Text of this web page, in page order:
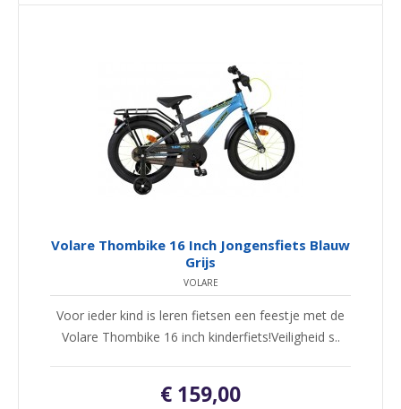
Volare Thombike 16 Inch Jongensfiets Blauw
Grijs
VOLARE
Voor ieder kind is leren fietsen een feestje met de
Volare Thombike 16 inch kinderfiets!Veiligheid s..
€ 159,00